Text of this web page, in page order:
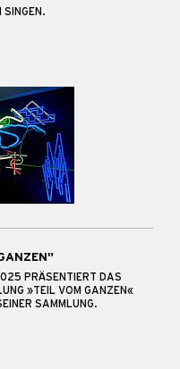
SINGEN.
PRÄSENTIERT DAS
»TEIL VOM GANZEN«
SAMMLUNG.